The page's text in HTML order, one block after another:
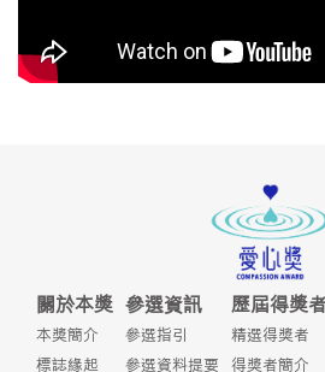
關於本獎
本獎簡介
標誌緣起
參選資訊
參選指引
參選資料提要
歷屆得獎
精選得獎者
得獎者簡介